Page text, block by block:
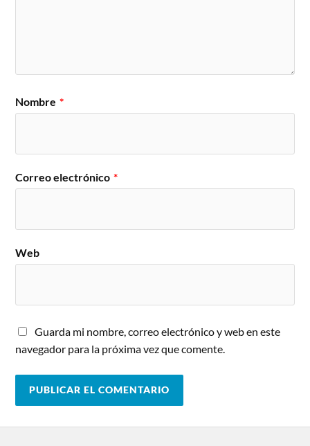
Nombre *
Correo electrónico *
Web
Guarda mi nombre, correo electrónico y web en este
navegador para la próxima vez que comente.